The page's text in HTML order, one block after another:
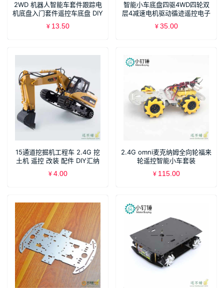
2WD 机器人智能车套件跟踪电
机底盘入门套件遥控车底盘 DIY
三轮车
¥ 13.50
智能小车底盘四驱4WD四轮双
层4减速电机驱动循迹遥控电子
竞赛小车
¥ 35.00
15通道挖掘机工程车 2.4G 挖
土机 遥控 改装 配件 DIY汇纳
550.350
¥ 4.00
2.4G omni麦克纳姆全向轮福来
轮遥控智能小车套装
¥ 115.00